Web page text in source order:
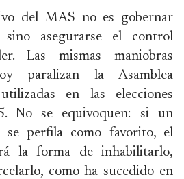
del MAS no es gobernar
sino asegurarse el control
Las mismas maniobras
paralizan la Asamblea
en las elecciones
No se equivoquen: si un
se perfila como favorito, el
la forma de inhabilitarlo,
como ha sucedido en